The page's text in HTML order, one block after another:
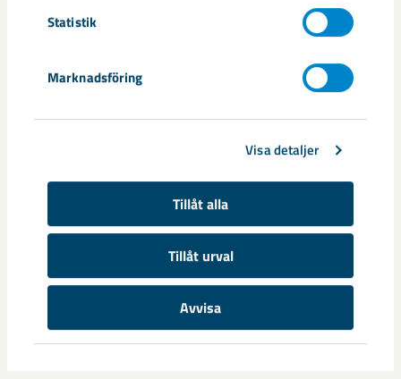
Statistik
Marknadsföring
Visa detaljer
Tillåt alla
Tillåt urval
Avvisa
Kirunaborna fick under helgen uppleva handboll på hög nivå
när ungdomslandslag från Sverige, Norge, Portugal och
Markundersökningar visar vägen
för framtida bostäder i Kiruna